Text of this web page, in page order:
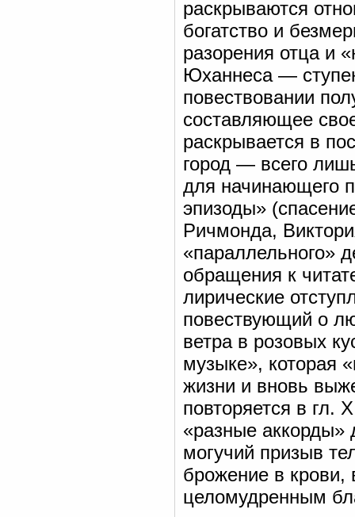
раскрываются
богатство и
разорения отца и
Юханнеса —
повествовании
составляющее
раскрывается в
город — всего
для начинающего
эпизоды»
Ричмонда,
«параллельного»
обращения к
лирические
повествующий о
ветра в розовых
музыке», которая
жизни и вновь
повторяется в гл.
«разные
могучий призыв
брожение в
целомудренным